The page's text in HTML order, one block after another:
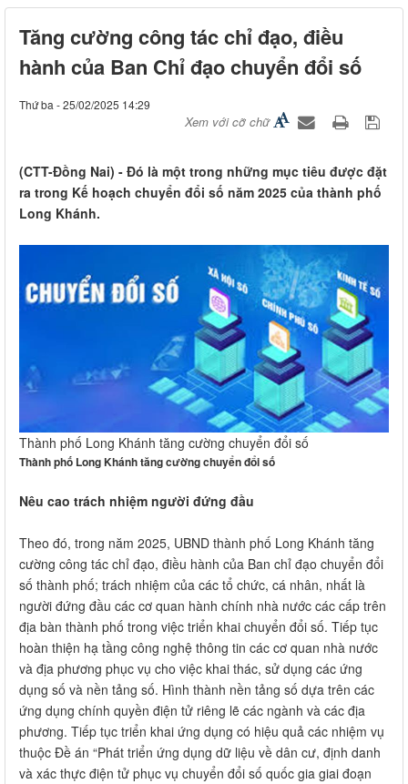
Tăng cường công tác chỉ đạo, điều
hành của Ban Chỉ đạo chuyển đổi số
Thứ ba - 25/02/2025 14:29
Xem với cỡ chữ
(CTT-Đồng Nai) - Đó là một trong những mục tiêu được đặt
ra trong Kế hoạch chuyển đổi số năm 2025 của thành phố
Long Khánh.
Thành phố Long Khánh tăng cường chuyển đổi số
Thành phố Long Khánh tăng cường chuyển đổi số
Nêu cao trách nhiệm người đứng đầu
Theo đó, trong năm 2025, UBND thành phố Long Khánh tăng
cường công tác chỉ đạo, điều hành của Ban chỉ đạo chuyển đổi
số thành phố; trách nhiệm của các tổ chức, cá nhân, nhất là
người đứng đầu các cơ quan hành chính nhà nước các cấp trên
địa bàn thành phố trong việc triển khai chuyển đổi số. Tiếp tục
hoàn thiện hạ tầng công nghệ thông tin các cơ quan nhà nước
và địa phương phục vụ cho việc khai thác, sử dụng các ứng
dụng số và nền tảng số. Hình thành nền tảng số dựa trên các
ứng dụng chính quyền điện tử riêng lẽ các ngành và các địa
phương. Tiếp tục triển khai ứng dụng có hiệu quả các nhiệm vụ
thuộc Đề án “Phát triển ứng dụng dữ liệu về dân cư, định danh
và xác thực điện tử phục vụ chuyển đổi số quốc gia giai đoạn